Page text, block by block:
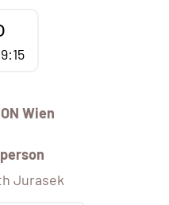
Wien
Jurasek